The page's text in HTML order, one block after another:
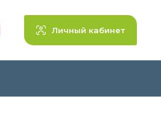
Личный кабинет